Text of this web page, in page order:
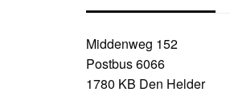
Middenweg 152
Postbus 6066
1780 KB Den Helder